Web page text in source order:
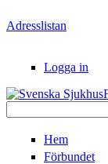
Adresslistan
Logga in
Hem
Förbundet